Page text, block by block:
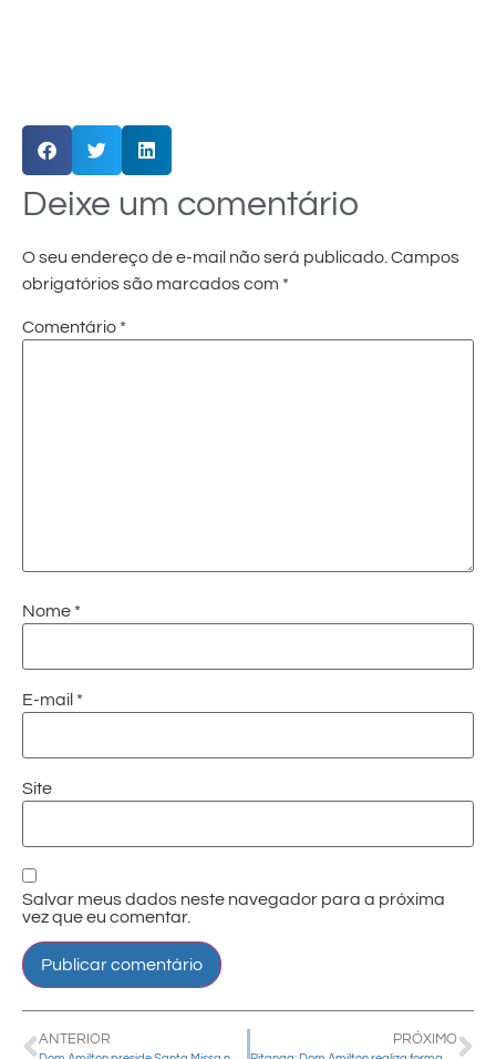
Deixe um comentário
O seu endereço de e-mail não será publicado. Campos
obrigatórios são marcados com *
Comentário *
Nome *
E-mail *
Site
Salvar meus dados neste navegador para a próxima
vez que eu comentar.
ANTERIOR PRÓXIMO